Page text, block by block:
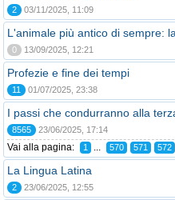
2 03/11/2025, 11:09
L'animale più antico di sempre:
0 13/09/2025, 12:21
Profezie e fine dei tempi
11 01/07/2025, 23:38
I passi che condurranno alla
8565 23/06/2025, 17:14
Vai alla pagina: 1 ... 570 571 572
La Lingua Latina
2 23/06/2025, 12:55